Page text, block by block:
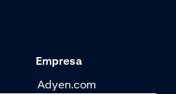
Empresa
Adyen.com